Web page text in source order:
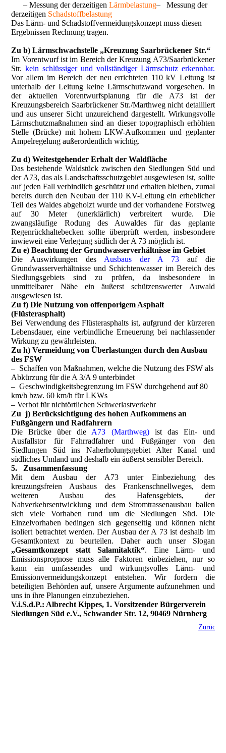
– Messung der derzeitigenLärmbelastung– Messung der
derzeitigen Schadstoffbelastung
Das Lärm- und Schadstoffvermeidungskonzept muss diesen
Ergebnissen Rechnung tragen.
Zu b) Lärmschwachstelle „Kreuzung Saarbrückener Str.“
Im Vorentwurf ist im Bereich der Kreuzung A73/Saarbrückener
Str. kein schlüssiger und vollständiger Lärmschutz erkennbar.
Vor allem im Bereich der neu errichteten 110 kV Leitung ist
unterhalb der Leitung keine Lärmschutzwand vorgesehen. In
der aktuellen Vorentwurfsplanung für die A73 ist der
Kreuzungsbereich Saarbrückener Str./Marthweg nicht detailliert
und aus unserer Sicht unzureichend dargestellt. Wirkungsvolle
Lärmschutzmaßnahmen sind an dieser topographisch erhöhten
Stelle (Brücke) mit hohem LKW-Aufkommen und geplanter
Ampelregelung außerordentlich wichtig.
Zu d) Weitestgehender Erhalt der Waldfläche
Das bestehende Waldstück zwischen den Siedlungen Süd und
der A73, das als Landschaftsschutzgebiet ausgewiesen ist, sollte
auf jeden Fall verbindlich geschützt und erhalten bleiben, zumal
bereits durch den Neubau der 110 KV-Leitung ein erheblicher
Teil des Waldes abgeholzt wurde und der vorhandene Forstweg
auf 30 Meter (unerklärlich) verbreitert wurde. Die
zwangsläufige Rodung des Auwaldes für das geplante
Regenrückhaltebecken sollte überprüft werden, insbesondere
inwieweit eine Verlegung südlich der A 73 möglich ist.
Zu e) Beachtung der Grundwasserverhältnisse im Gebiet
Die Auswirkungen des Ausbaus der A 73auf die
Grundwasserverhältnisse und Schichtenwasser im Bereich des
Siedlungsgebiets sind zu prüfen, da insbesondere in
unmittelbarer Nähe ein äußerst schützenswerter Auwald
ausgewiesen ist.
Zu f) Die Nutzung von offenporigem Asphalt
(Flüsterasphalt)
Bei Verwendung des Flüsterasphalts ist, aufgrund der kürzeren
Lebensdauer, eine verbindliche Erneuerung bei nachlassender
Wirkung zu gewährleisten.
Zu h) Vermeidung von Überlastungen durch den Ausbau
des FSW
– Schaffen von Maßnahmen, welche die Nutzung des FSW als
Abkürzung für die A 3/A 9 unterbindet
– Geschwindigkeitsbegrenzung im FSW durchgehend auf 80
km/h bzw. 60 km/h für LKWs
– Verbot für nichtörtlichen Schwerlastverkehr
Zu j) Berücksichtigung des hohen Aufkommens an
Fußgängern und Radfahrern
Die Brücke über die A73 (Marthweg)ist das Ein- und
Ausfallstor für Fahrradfahrer und Fußgänger von den
Siedlungen Süd ins Naherholungsgebiet Alter Kanal und
südliches Umland und deshalb ein äußerst sensibler Bereich.
5. Zusammenfassung
Mit dem Ausbau der A73 unter Einbeziehung des
kreuzungsfreien Ausbaus des Frankenschnellweges, dem
weiteren Ausbau des Hafensgebiets, der
Nahverkehrsentwicklung und dem Stromtrassenausbau ballen
sich viele Vorhaben rund um die Siedlungen Süd. Die
Einzelvorhaben bedingen sich gegenseitig und können nicht
isoliert betrachtet werden. Der Ausbau der A 73 ist deshalb im
Gesamtkontext zu beurteilen. Daher auch unser Slogan
„Gesamtkonzept statt Salamitaktik“. Eine Lärm- und
Emissionsprognose muss alle Faktoren einbeziehen, nur so
kann ein umfassendes und wirkungsvolles Lärm- und
Emissionvermeidungskonzept entstehen. Wir fordern die
beteiligten Behörden auf, unsere Argumente aufzunehmen und
uns in ihre Planungen einzubeziehen.
V.i.S.d.P.: Albrecht Kippes, 1. Vorsitzender Bürgerverein
Siedlungen Süd e.V., Schwander Str. 12, 90469 Nürnberg
Zurück